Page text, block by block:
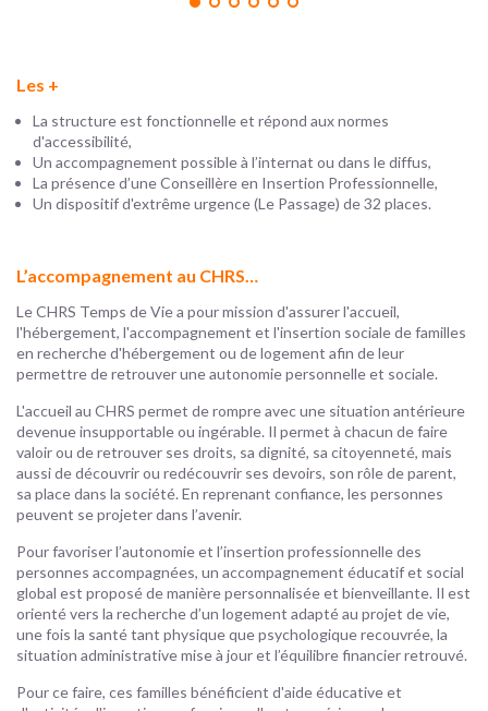
Les +
La structure est fonctionnelle et répond aux normes
d'accessibilité,
Un accompagnement possible à l’internat ou dans le diffus,
La présence d’une Conseillère en Insertion Professionnelle,
Un dispositif d'extrême urgence (Le Passage) de 32 places.
L’accompagnement au CHRS…
Le CHRS Temps de Vie a pour mission d'assurer l'accueil,
l'hébergement, l'accompagnement et l'insertion sociale de familles
en recherche d'hébergement ou de logement afin de leur
permettre de retrouver une autonomie personnelle et sociale.
L'accueil au CHRS permet de rompre avec une situation antérieure
devenue insupportable ou ingérable. Il permet à chacun de faire
valoir ou de retrouver ses droits, sa dignité, sa citoyenneté, mais
aussi de découvrir ou redécouvrir ses devoirs, son rôle de parent,
sa place dans la société. En reprenant confiance, les personnes
peuvent se projeter dans l’avenir.
Pour favoriser l’autonomie et l’insertion professionnelle des
personnes accompagnées, un accompagnement éducatif et social
global est proposé de manière personnalisée et bienveillante. Il est
orienté vers la recherche d’un logement adapté au projet de vie,
une fois la santé tant physique que psychologique recouvrée, la
situation administrative mise à jour et l’équilibre financier retrouvé.
Pour ce faire, ces familles bénéficient d'aide éducative et